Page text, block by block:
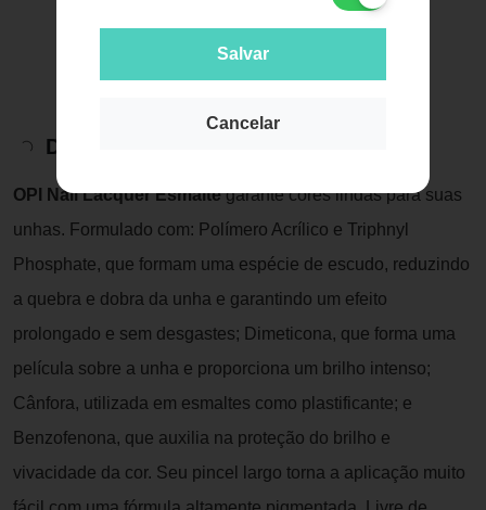
Salvar
Cancelar
Descrição do Produto
OPI Nail Lacquer Esmaltegarante cores lindas para suas
unhas. Formulado com: Polímero Acrílico e Triphnyl
Phosphate, que formam uma espécie de escudo, reduzindo
a quebra e dobra da unha e garantindo um efeito
prolongado e sem desgastes; Dimeticona, que forma uma
película sobre a unha e proporciona um brilho intenso;
Cânfora, utilizada em esmaltes como plastificante; e
Benzofenona, que auxilia na proteção do brilho e
vivacidade da cor. Seu pincel largo torna a aplicação muito